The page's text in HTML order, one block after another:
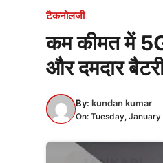
टैकनोलजी
कम कीमत में
और दमदार
By: kundan kumar
On: Tuesday,